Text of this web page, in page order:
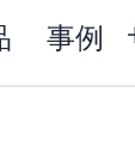
事例